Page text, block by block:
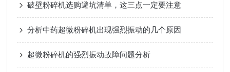
破壁粉碎机选购避坑清单，这三点一定要注意
分析中药超微粉碎机出现强烈振动的几个原因
超微粉碎机的强烈振动故障问题分析